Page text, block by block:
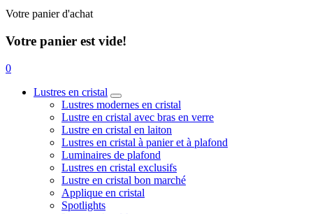
Votre panier d'achat
Votre panier est vide!
0
Lustres en cristal
Lustres modernes en cristal
Lustre en cristal avec bras en verre
Lustre en cristal en laiton
Lustres en cristal à panier et à plafond
Luminaires de plafond
Lustres en cristal exclusifs
Lustre en cristal bon marché
Applique en cristal
Spotlights